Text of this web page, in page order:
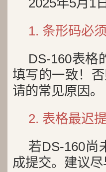
2025年5月1
1. 条形码必
DS-160表格
填写的一致！
请的常见原因。
2. 表格最迟
若DS-160尚
成提交。建议